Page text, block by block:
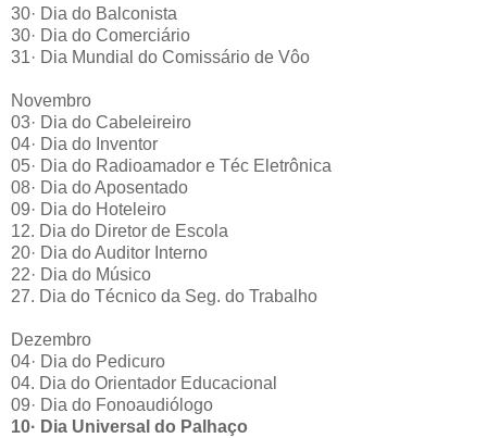
30· Dia do Balconista
30· Dia do Comerciário
31· Dia Mundial do Comissário de Vôo
Novembro
03· Dia do Cabeleireiro
04· Dia do Inventor
05· Dia do Radioamador e Téc Eletrônica
08· Dia do Aposentado
09· Dia do Hoteleiro
12. Dia do Diretor de Escola
20· Dia do Auditor Interno
22· Dia do Músico
27. Dia do Técnico da Seg. do Trabalho
Dezembro
04· Dia do Pedicuro
04. Dia do Orientador Educacional
09· Dia do Fonoaudiólogo
10· Dia Universal do Palhaço